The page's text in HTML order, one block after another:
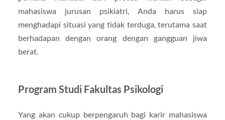
mahasiswa jurusan psikiatri, Anda harus siap
menghadapi situasi yang tidak terduga, terutama saat
berhadapan dengan orang dengan gangguan jiwa
berat.
Program Studi Fakultas Psikologi
Yang akan cukup berpengaruh bagi karir mahasiswa